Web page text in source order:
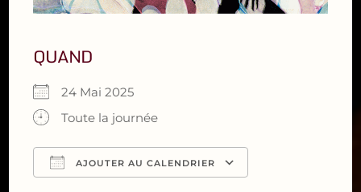
QUAND
24 Mai 2025
Toute la journée
AJOUTER AU CALENDRIER